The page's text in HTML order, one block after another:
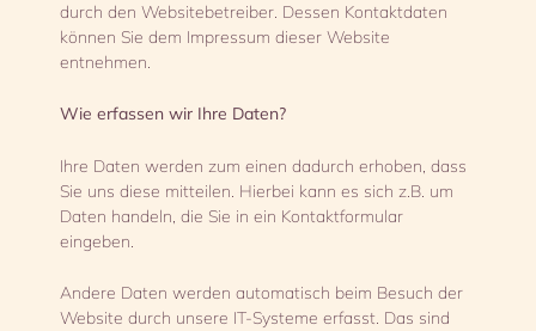
durch den Websitebetreiber. Dessen Kontaktdaten
können Sie dem Impressum dieser Website
entnehmen.
Wie erfassen wir Ihre Daten?
Ihre Daten werden zum einen dadurch erhoben, dass
Sie uns diese mitteilen. Hierbei kann es sich z.B. um
Daten handeln, die Sie in ein Kontaktformular
eingeben.
Andere Daten werden automatisch beim Besuch der
Website durch unsere IT-Systeme erfasst. Das sind